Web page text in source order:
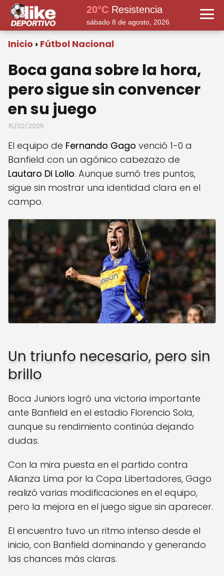
20°C Resistencia
sábado 8 de agosto, 2026
Inicio Fútbol Nacional
Boca gana sobre la hora,
pero sigue sin convencer
en su juego
15/02/2025
El equipo de Fernando Gago venció 1-0 a
Banfield con un agónico cabezazo de
Lautaro Di Lollo. Aunque sumó tres puntos,
sigue sin mostrar una identidad clara en el
campo.
Un triunfo necesario, pero sin
brillo
Boca Juniors logró una victoria importante
ante Banfield en el estadio Florencio Sola,
aunque su rendimiento continúa dejando
dudas.
Con la mira puesta en el partido contra
Alianza Lima por la Copa Libertadores, Gago
realizó varias modificaciones en el equipo,
pero la mejora en el juego sigue sin aparecer.
El encuentro tuvo un ritmo intenso desde el
inicio, con Banfield dominando y generando
las chances más claras.